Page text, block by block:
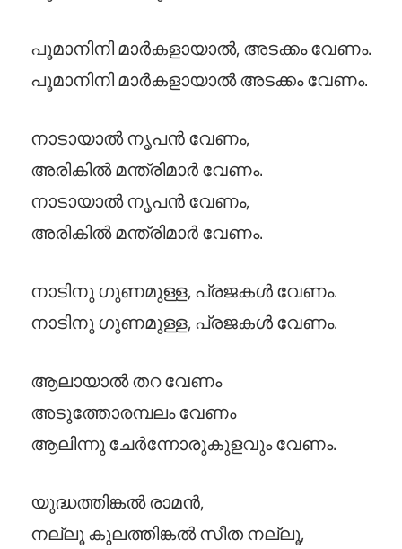
പൂമാനിനി മാർകളായാൽ, അടക്കം വേണം.
പൂമാനിനി മാർകളായാൽ അടക്കം വേണം.
നാടായാൽ നൃപൻ വേണം,
അരികിൽ മന്ത്രിമാർ വേണം.
നാടായാൽ നൃപൻ വേണം,
അരികിൽ മന്ത്രിമാർ വേണം.
നാടിനു ഗുണമുള്ള, പ്രജകൾ വേണം.
നാടിനു ഗുണമുള്ള, പ്രജകൾ വേണം.
ആലായാൽ തറ വേണം
അടുത്തോരമ്പലം വേണം
ആലിന്നു ചേർന്നോരുകുളവും വേണം.
യുദ്ധത്തിങ്കൽ രാമൻ,
നല്ലൂ കുലത്തിങ്കൽ സീത നല്ലൂ,